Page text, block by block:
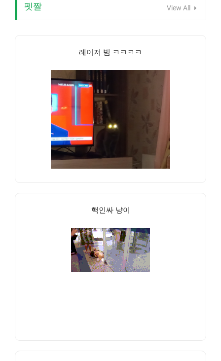
펫짤 View All
레이저 빔 ㅋㅋㅋㅋ
핵인싸 냥이